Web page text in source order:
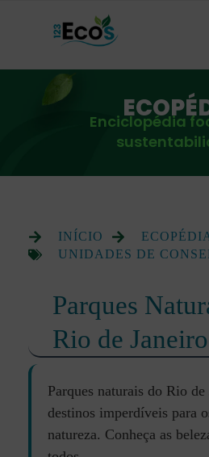
Enciclopédia
INÍCIO
UNIDADES DE
Parques
Rio de Janeiro
Parques naturais do Rio de
destinos imperdíveis para
natureza. Conheça as